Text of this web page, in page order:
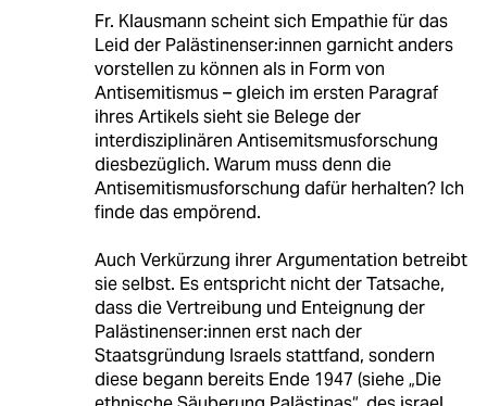
Fr. Klausmann scheint sich Empathie für das
Leid der Palästinenser:innen garnicht anders
vorstellen zu können als in Form von
Antisemitismus – gleich im ersten Paragraf
ihres Artikels sieht sie Belege der
interdisziplinären Antisemitsmusforschung
diesbezüglich. Warum muss denn die
Antisemitismusforschung dafür herhalten? Ich
finde das empörend.
Auch Verkürzung ihrer Argumentation betreibt
sie selbst. Es entspricht nicht der Tatsache,
dass die Vertreibung und Enteignung der
Palästinenser:innen erst nach der
Staatsgründung Israels stattfand, sondern
diese begann bereits Ende 1947 (siehe „Die